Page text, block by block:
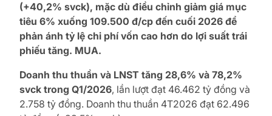
(+40,2% svck), mặc dù điều chỉnh giảm giá mục
tiêu 6% xuống 109.500 đ/cp đến cuối 2026 để
phản ánh tỷ lệ chi phí vốn cao hơn do lợi suất trái
phiếu tăng. MUA.
Doanh thu thuần và LNST tăng 28,6% và 78,2%
svck trong Q1/2026, lần lượt đạt 46.462 tỷ đồng và
2.758 tỷ đồng. Doanh thu thuần 4T2026 đạt 62.496